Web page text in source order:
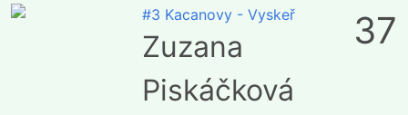
#3 Kacanovy - Vyskeř
Zuzana
Piskáčková
37